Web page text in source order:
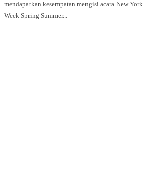
mendapatkan kesempatan mengisi acara New
Week Spring Summer...